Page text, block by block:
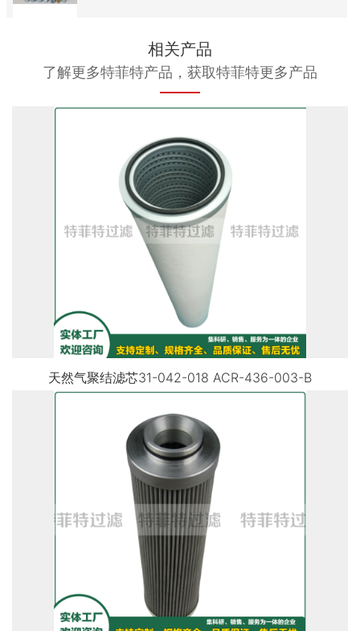
相关产品
了解更多特菲特产品，获取特菲特更多产品
天然气聚结滤芯31-042-018 ACR-436-003-B